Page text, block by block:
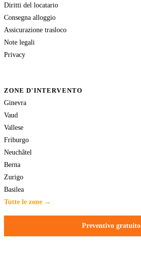
Diritti del locatario
Consegna alloggio
Assicurazione trasloco
Note legali
Privacy
ZONE D'INTERVENTO
Ginevra
Vaud
Vallese
Friburgo
Neuchâtel
Berna
Zurigo
Basilea
Tutte le zone →
Preventivo gratuito